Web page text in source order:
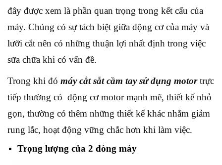
đây được xem là phần quan trọng trong kết cấu của
máy. Chúng có sự tách biệt giữa động cơ của máy và
lưỡi cắt nên có những thuận lợi nhất định trong việc
sữa chữa khi có vấn đề.
Trong khi đó máy cắt sắt cầm tay sử dụng motortrực
tiếp thường có động cơ motor mạnh mẽ, thiết kế nhỏ
gọn, thường có thêm những thiết kế khác nhằm giảm
rung lắc, hoạt động vững chắc hơn khi làm việc.
Trọng lượng của 2 dòng máy